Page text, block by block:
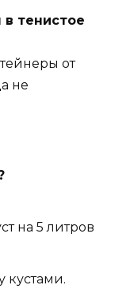
тенистое
от
не
на 5 литров
кустами.